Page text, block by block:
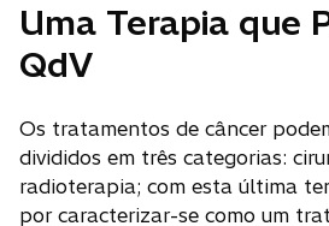
Uma Terapia que
QdV
Os tratamentos de câncer
divididos em três categorias:
radioterapia; com esta última
por caracterizar-se como um